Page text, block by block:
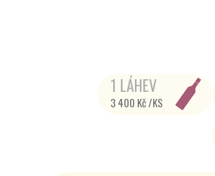
1 LÁHEV
3 400 Kč /KS